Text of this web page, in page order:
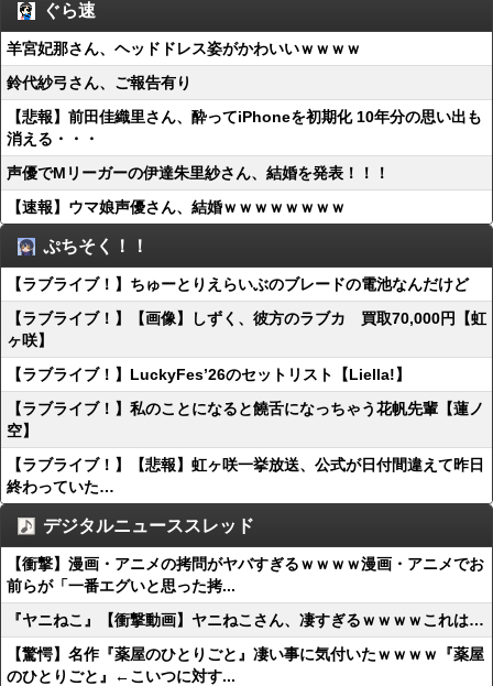
ぐら速
羊宮妃那さん、ヘッドドレス姿がかわいいｗｗｗｗ
鈴代紗弓さん、ご報告有り
【悲報】前田佳織里さん、酔ってiPhoneを初期化 10年分の思い出も
消える・・・
声優でMリーガーの伊達朱里紗さん、結婚を発表！！！
【速報】ウマ娘声優さん、結婚ｗｗｗｗｗｗｗｗ
ぷちそく！！
【ラブライブ！】ちゅーとりえらいぶのブレードの電池なんだけど
【ラブライブ！】【画像】しずく、彼方のラブカ 買取70,000円【虹
ヶ咲】
【ラブライブ！】LuckyFes’26のセットリスト【Liella!】
【ラブライブ！】私のことになると饒舌になっちゃう花帆先輩【蓮ノ
空】
【ラブライブ！】【悲報】虹ヶ咲一挙放送、公式が日付間違えて昨日
終わっていた…
デジタルニューススレッド
【衝撃】漫画・アニメの拷問がヤバすぎるｗｗｗｗ漫画・アニメでお
前らが「一番エグいと思った拷...
『ヤニねこ』【衝撃動画】ヤニねこさん、凄すぎるｗｗｗｗこれは…
【驚愕】名作『薬屋のひとりごと』凄い事に気付いたｗｗｗｗ『薬屋
のひとりごと』←こいつに対す...